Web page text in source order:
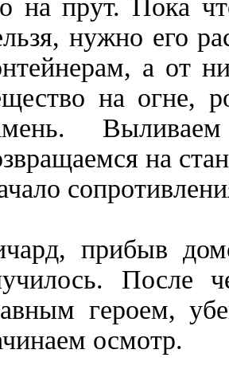
на прут. Пока
нужно его
а от
на огне,
на
прибыв
После
героем,
осмотр.